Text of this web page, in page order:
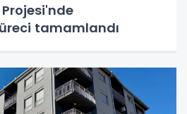
tamamlandı